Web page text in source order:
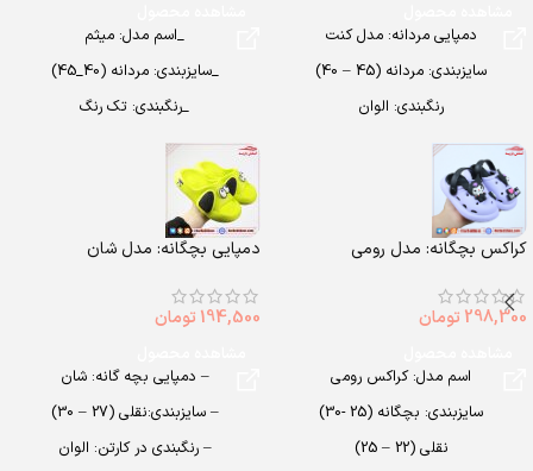
دمپایی مردانه: مدل کنت
سایزبندی: مردانه (45 – 40)
رنگبندی: الوان
تعداد در کارتن: 24 جفت
جنس: Airblowing
_اسم مدل: میثم
_سایزبندی: مردانه (40_45)
_رنگبندی: تک رنگ
_تعداد در کارتن: 12 جفت
_جنس: PU
کراکس بچگانه: مدل رومی
298,300 تومان
اسم مدل: کراکس رومی
سایزبندی: بچگانه (25 -30)
نقلی (22 – 25)
دمپایی بچگانه: مدل شان
194,500 تومان
– دمپایی بچه گانه: شان
– سایزبندی:نقلی (27 – 30)
– رنگبندی در کارتن: الوان